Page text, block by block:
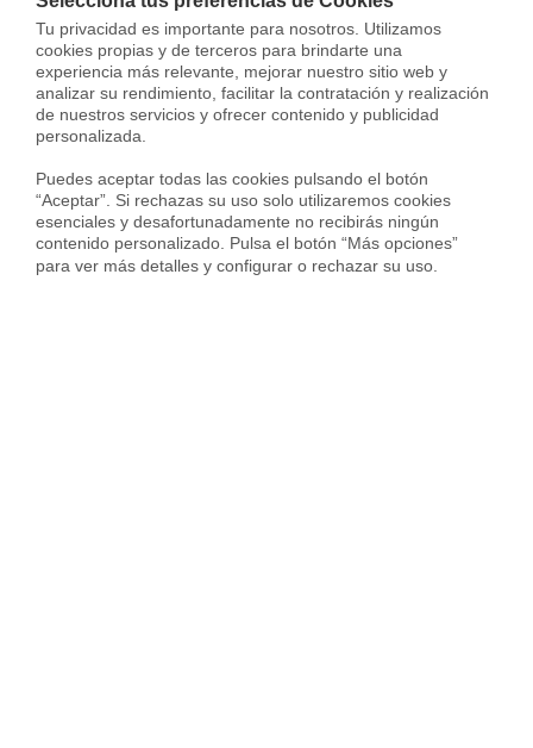
Tu privacidad es importante para nosotros. Utilizamos
cookies propias y de terceros para brindarte una
experiencia más relevante, mejorar nuestro sitio web y
analizar su rendimiento, facilitar la contratación y realización
de nuestros servicios y ofrecer contenido y publicidad
personalizada.
Puedes aceptar todas las cookies pulsando el botón
“Aceptar”. Si rechazas su uso solo utilizaremos cookies
esenciales y desafortunadamente no recibirás ningún
contenido personalizado. Pulsa el botón “Más opciones”
para ver más detalles y configurar o rechazar su uso.